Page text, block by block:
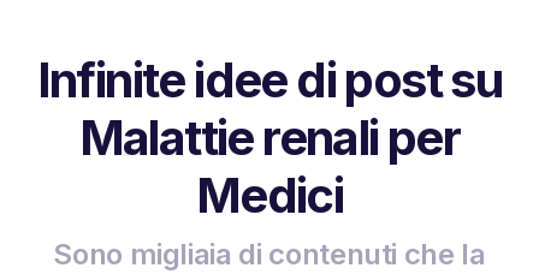
Infinite idee di post su
Malattie renali per
Medici
Sono migliaia di contenuti che la